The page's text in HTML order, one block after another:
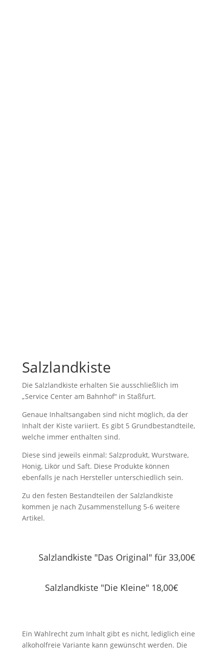
Salzlandkiste
Die Salzlandkiste erhalten Sie ausschließlich im
„Service Center am Bahnhof“ in Staßfurt.
Genaue Inhaltsangaben sind nicht möglich, da der
Inhalt der Kiste variiert. Es gibt 5 Grundbestandteile,
welche immer enthalten sind.
Diese sind jeweils einmal: Salzprodukt, Wurstware,
Honig, Likör und Saft. Diese Produkte können
ebenfalls je nach Hersteller unterschiedlich sein.
Zu den festen Bestandteilen der Salzlandkiste
kommen je nach Zusammenstellung 5-6 weitere
Artikel.
Salzlandkiste "Das Original" für 33,00€
Salzlandkiste "Die Kleine" 18,00€
Ein Wahlrecht zum Inhalt gibt es nicht, lediglich eine
alkoholfreie Variante kann gewünscht werden. Die